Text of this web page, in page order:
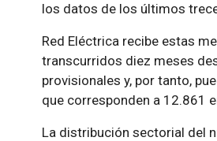
los datos de los últimos
Red Eléctrica recibe estas
transcurridos diez meses
provisionales y, por tanto,
que corresponden a 12.861
La distribución sectorial del